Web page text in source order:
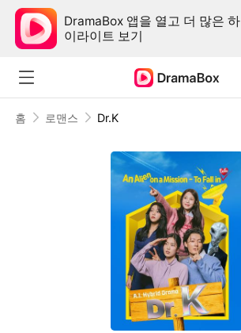
DramaBox 앱을 열고 더 많은 하
이라이트 보기
홈 로맨스 Dr.K